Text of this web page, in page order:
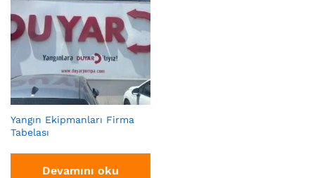
Yangın Ekipmanları Firma
Tabelası
Devamını oku